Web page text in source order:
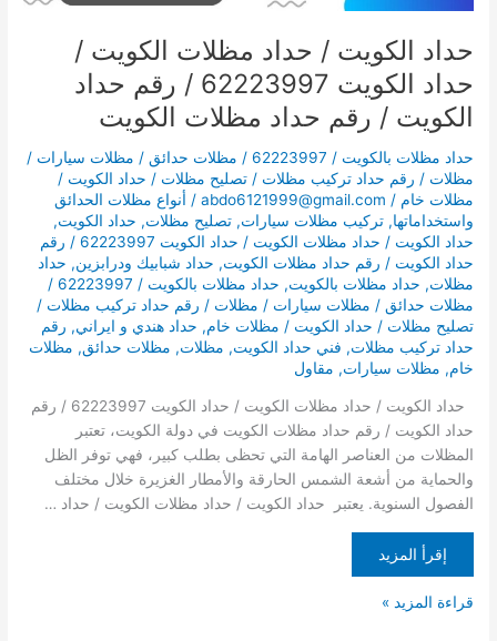
حداد الكويت / حداد مظلات الكويت /
حداد الكويت 62223997 / رقم حداد
الكويت / رقم حداد مظلات الكويت
حداد مظلات بالكويت / 62223997 / مظلات حدائق / مظلات سيارات /
مظلات / رقم حداد تركيب مظلات / تصليح مظلات / حداد الكويت /
مظلات خام /
abdo6121999@gmail.com
/ أنواع مظلات الحدائق
واستخداماتها,تركيب مظلات سيارات,تصليح مظلات, حداد الكويت,
حداد الكويت / حداد مظلات الكويت / حداد الكويت 62223997 / رقم
حداد الكويت / رقم حداد مظلات الكويت, حداد شبابيك ودرابزين, حداد
مظلات, حداد مظلات بالكويت,
حداد مظلات بالكويت / 62223997 /
مظلات حدائق / مظلات سيارات / مظلات / رقم حداد تركيب مظلات /
تصليح مظلات / حداد الكويت / مظلات خام, حداد هندي و ايراني, رقم
حداد تركيب مظلات, فني حداد الكويت, مظلات, مظلات حدائق, مظلات
خام, مظلات سيارات, مقاول
حداد الكويت / حداد مظلات الكويت / حداد الكويت 62223997 / رقم
حداد الكويت / رقم حداد مظلات الكويت في دولة الكويت، تعتبر
المظلات من العناصر الهامة التي تحظى بطلب كبير، فهي توفر الظل
والحماية من أشعة الشمس الحارقة والأمطار الغزيرة خلال مختلف
الفصول السنوية. يعتبر حداد الكويت / حداد مظلات الكويت / حداد …
إقرأ المزيد
رقم
مظلات
الكويت
قراءة المزيد »